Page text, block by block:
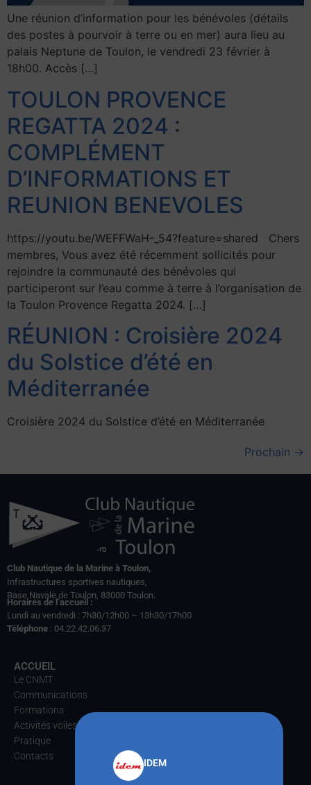
Une réunion d’information pour les bénévoles (détails
des postes à pourvoir à terre ou en mer) aura lieu au
palais Neptune de Toulon, le vendredi 23 février à
18h00. Accès […]
TOULON PROVENCE
REGATTA 2024 :
COMPLÉMENT
D’INFORMATIONS ET
REUNION BENEVOLES
https://youtu.be/WEFFWaH-_54?feature=shared Chers
membres, Vous avez été récemment sollicités pour
rejoindre la communauté des bénévoles qui
participeront sur l’eau comme à terre à l’organisation de
la Toulon Provence Regatta 2024. […]
RÉUNION : Croisière 2024
du Solstice d’été en
Méditerranée
Croisière 2024 du Solstice d’été en Méditerranée
Prochain →
IDEM
Club Nautique de la Marine à Toulon,
Infrastructures sportives nautiques,
Base Navale de Toulon, 83000 Toulon.
Horaires de l’accueil :
Lundi au vendredi : 7h30/12h00 – 13h30/17h00
Téléphone : 04.22.42.06.37
ACCUEIL
Le CNMT
Communications
Formations
Activités voiles
Pratique
Contacts